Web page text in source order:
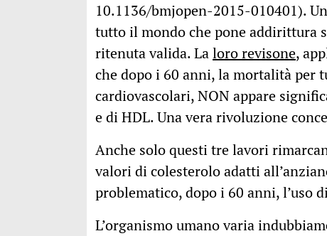
10.1136/bmjopen-2015-010401).
tutto il mondo che pone addirittura
ritenuta valida. Laloro revisone,
che dopo i 60 anni, la mortalità per
cardiovascolari, NON appare
e di HDL. Una vera rivoluzione
Anche solo questi tre lavori
valori di colesterolo adatti
problematico, dopo i 60 anni, l’uso
L’organismo umano varia